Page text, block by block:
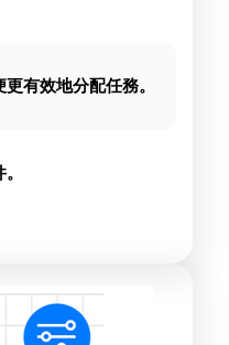
有效地分配任務。